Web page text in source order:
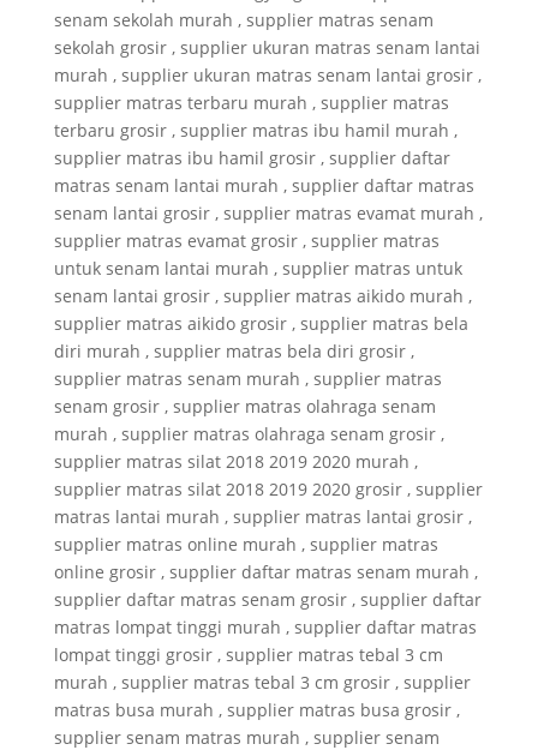
senam sekolah murah , supplier matras senam
sekolah grosir , supplier ukuran matras senam lantai
murah , supplier ukuran matras senam lantai grosir ,
supplier matras terbaru murah , supplier matras
terbaru grosir , supplier matras ibu hamil murah ,
supplier matras ibu hamil grosir , supplier daftar
matras senam lantai murah , supplier daftar matras
senam lantai grosir , supplier matras evamat murah ,
supplier matras evamat grosir , supplier matras
untuk senam lantai murah , supplier matras untuk
senam lantai grosir , supplier matras aikido murah ,
supplier matras aikido grosir , supplier matras bela
diri murah , supplier matras bela diri grosir ,
supplier matras senam murah , supplier matras
senam grosir , supplier matras olahraga senam
murah , supplier matras olahraga senam grosir ,
supplier matras silat 2018 2019 2020 murah ,
supplier matras silat 2018 2019 2020 grosir , supplier
matras lantai murah , supplier matras lantai grosir ,
supplier matras online murah , supplier matras
online grosir , supplier daftar matras senam murah ,
supplier daftar matras senam grosir , supplier daftar
matras lompat tinggi murah , supplier daftar matras
lompat tinggi grosir , supplier matras tebal 3 cm
murah , supplier matras tebal 3 cm grosir , supplier
matras busa murah , supplier matras busa grosir ,
supplier senam matras murah , supplier senam